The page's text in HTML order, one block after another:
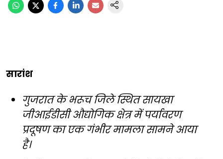
सारांश
गुजरात के भरूच जिले स्थित सायखा
जीआईडीसी औद्योगिक क्षेत्र में पर्यावरण
प्रदूषण का एक गंभीर मामला सामने आया
है।